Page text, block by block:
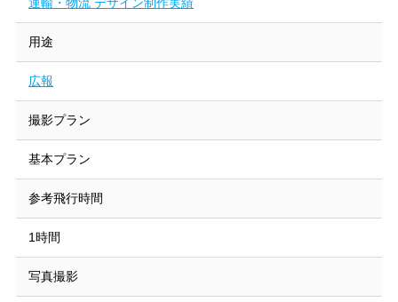
用途
広報
撮影プラン
基本プラン
参考飛行時間
1時間
写真撮影